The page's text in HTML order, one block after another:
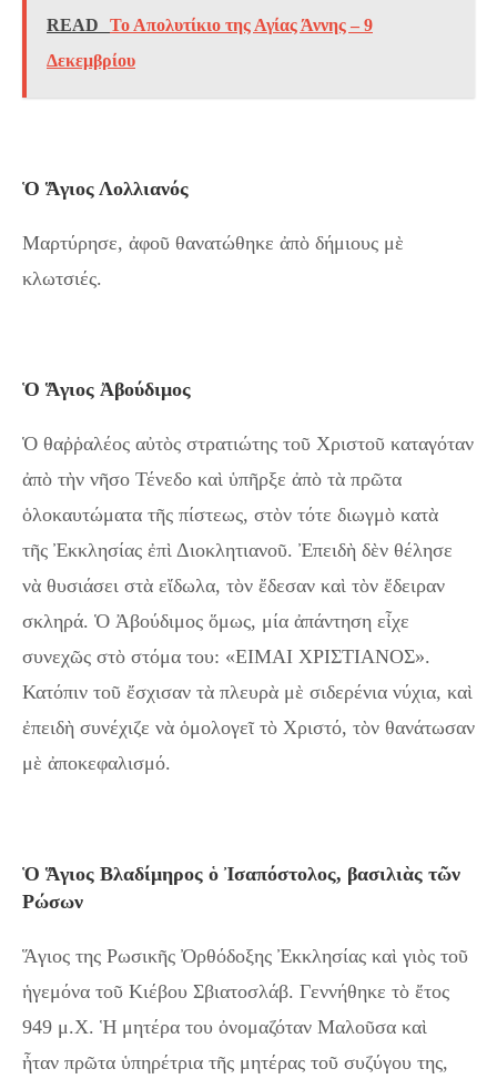
READ
Το Απολυτίκιο της Αγίας Άννης – 9
Δεκεμβρίου
Ὁ Ἅγιος Λολλιανός
Μαρτύρησε, ἀφοῦ θανατώθηκε ἀπὸ δήμιους μὲ
κλωτσιές.
Ὁ Ἅγιος Ἀβούδιμος
Ὁ θαῤῥαλέος αὐτὸς στρατιώτης τοῦ Χριστοῦ καταγόταν
ἀπὸ τὴν νῆσο Τένεδο καὶ ὑπῆρξε ἀπὸ τὰ πρῶτα
ὁλοκαυτώματα τῆς πίστεως, στὸν τότε διωγμὸ κατὰ
τῆς Ἐκκλησίας ἐπὶ Διοκλητιανοῦ. Ἐπειδὴ δὲν θέλησε
νὰ θυσιάσει στὰ εἴδωλα, τὸν ἔδεσαν καὶ τὸν ἔδειραν
σκληρά. Ὁ Ἀβούδιμος ὅμως, μία ἀπάντηση εἶχε
συνεχῶς στὸ στόμα του: «ΕΙΜΑΙ ΧΡΙΣΤΙΑΝΟΣ».
Κατόπιν τοῦ ἔσχισαν τὰ πλευρὰ μὲ σιδερένια νύχια, καὶ
ἐπειδὴ συνέχιζε νὰ ὁμολογεῖ τὸ Χριστό, τὸν θανάτωσαν
μὲ ἀποκεφαλισμό.
Ὁ Ἅγιος Βλαδίμηρος ὁ Ἰσαπόστολος, βασιλιὰς τῶν
Ρώσων
Ἅγιος της Ρωσικῆς Ὀρθόδοξης Ἐκκλησίας καὶ γιὸς τοῦ
ἡγεμόνα τοῦ Κιέβου Σβιατοσλάβ. Γεννήθηκε τὸ ἔτος
949 μ.Χ. Ἡ μητέρα του ὀνομαζόταν Μαλοῦσα καὶ
ἦταν πρῶτα ὑπηρέτρια τῆς μητέρας τοῦ συζύγου της,